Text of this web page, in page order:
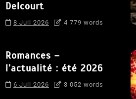
Delcourt
8 Juil 2026 4 779 words
Romances –
l’actualité : été 2026
6 Juil 2026 3 052 words